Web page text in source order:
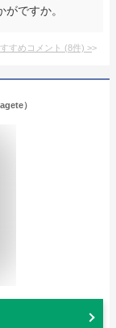
ですか。
すめコメント (8件) >
）